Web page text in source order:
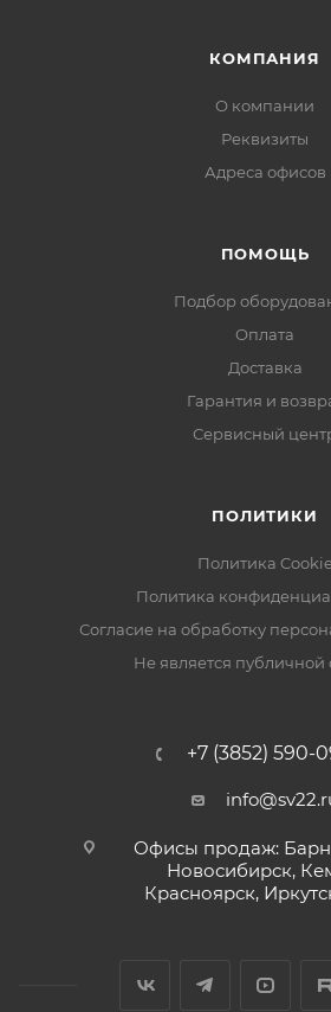
КОМПАНИЯ
О компании
Реквизиты
Адреса офисов
ПОМОЩЬ
Подбор
Оплата
Доставка
Гарантия и
Сервисный
ПОЛИТИКИ
Политика Cookie
Политика
Согласие на обработку
Не является публичной
+7 (3852) 590-
Офисы продаж:
Новосибирск,
Красноярск,